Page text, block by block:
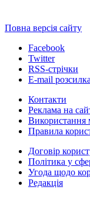
Повна версія сайту
Facebook
Twitter
RSS-стрічки
E-mail розсилка
Контакти
Реклама на
Використання
Правила
Договір
Політика у
Угода щодо
Редакція